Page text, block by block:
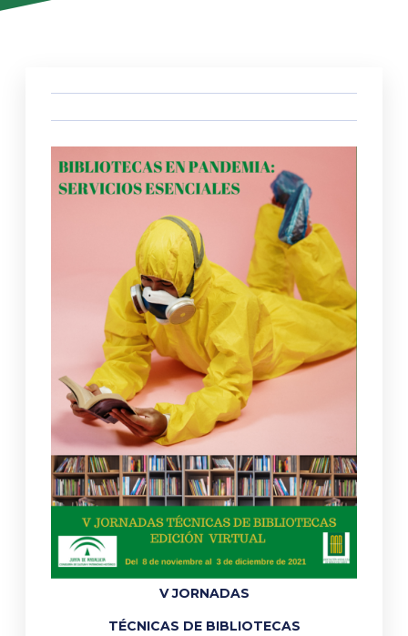
V JORNADAS
TÉCNICAS DE BIBLIOTECAS